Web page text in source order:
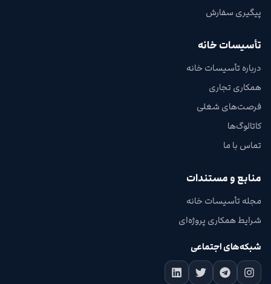
پیگیری سفارش
تأسیسات خانه
درباره تأسیسات خانه
همکاری تجاری
فرصت‌های شغلی
کاتالوگ‌ها
تماس با ما
منابع و مستندات
مجله تأسیسات خانه
شرایط همکاری پروژه‌ای
شبکه‌های اجتماعی